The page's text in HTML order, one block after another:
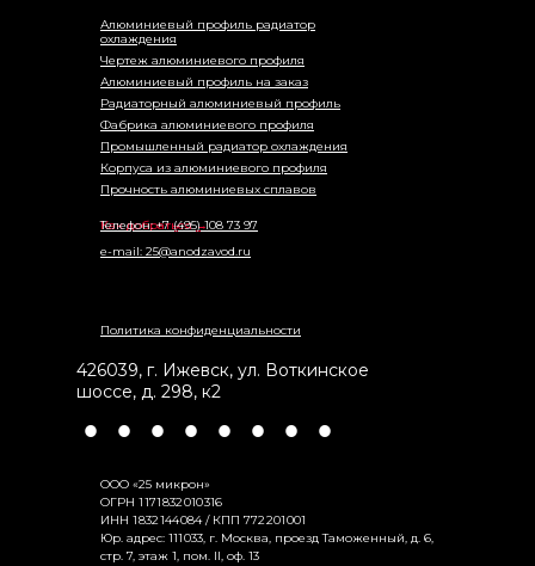
Алюминиевый профиль на заказ
Чертеж алюминиевого профиля
Корпуса из алюминиевого профиля
Промышленный радиатор охлаждения
Фабрика алюминиевого профиля
Прочность алюминиевых сплавов
Радиаторный алюминиевый профиль
Алюминиевый профиль радиатор
охлаждения
Как добраться →
Телефон: +7 (495) 108 73 97
Политика конфиденциальности
ООО «25 микрон»
ОГРН 1 171 832 010 316
ИНН 1 832 144 084 / КПП 772 201 001
Юр. адрес: 111 033, г. Москва, проезд Таможенный, д. 6,
стр. 7, этаж 1, пом. II, оф. 13
e-mail: 25@anodzavod.ru
426039, г. Ижевск, ул. Воткинское
шоссе, д. 298, к2
• • • • • • • •